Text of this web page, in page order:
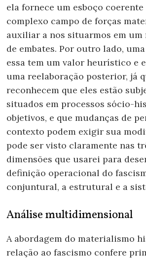
ela fornece um esboço coerente
complexo campo de forças
auxiliar a nos situarmos em
de embates. Por outro lado,
essa tem um valor heurístico e
uma reelaboração posterior, já
reconhecem que eles estão
situados em processos sócio-
objetivos, e que mudanças de
contexto podem exigir sua
pode ser visto claramente nas
dimensões que usarei para
definição operacional do
conjuntural, a estrutural e a
Análise multidimensional
A abordagem do materialismo
relação ao fascismo confere